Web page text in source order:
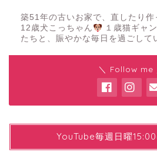
築51年の古いお家で、直したり
12歳犬こっちゃん
１歳猫ギャ
たちと、賑やかな毎日を過ごして
＼ Follow me
YYouTube毎週日曜